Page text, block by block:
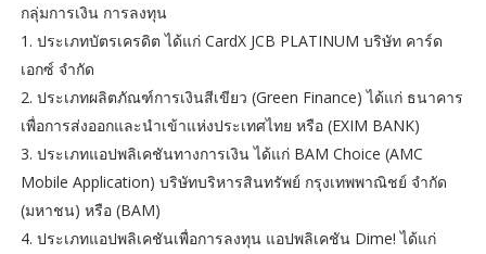
กลุ่มการเงิน การลงทุน
1. ประเภทบัตรเครดิต ได้แก่ CardX JCB PLATINUM บริษัท คาร์ด
เอกซ์ จำกัด
2. ประเภทผลิตภัณฑ์การเงินสีเขียว (Green Finance) ได้แก่ ธนาคาร
เพื่อการส่งออกและนำเข้าแห่งประเทศไทย หรือ (EXIM BANK)
3. ประเภทแอปพลิเคชันทางการเงิน ได้แก่ BAM Choice (AMC
Mobile Application) บริษัทบริหารสินทรัพย์ กรุงเทพพาณิชย์ จำกัด
(มหาชน) หรือ (BAM)
4. ประเภทแอปพลิเคชันเพื่อการลงทุน แอปพลิเคชัน Dime! ได้แก่